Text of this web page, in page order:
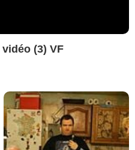
(3) VF